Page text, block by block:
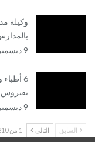
وكيلة
9 ديسمبر, 2020
بفيروس
9 ديسمبر, 2020
السابق التالي 1 من 210